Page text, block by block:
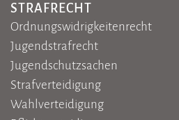
STRAFRECHT
Ordnungswidrigkeitenrecht
Jugendstrafrecht
Jugendschutzsachen
Strafverteidigung
Wahlverteidigung